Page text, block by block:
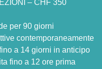
– CHF 350
per 90 giorni
contemporaneamente
a 14 giorni in anticipo
fino a 12 ore prima